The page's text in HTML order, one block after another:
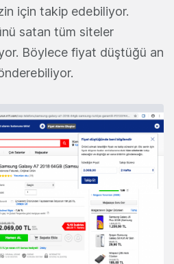
için takip edebiliyor.
satan tüm siteler
Böylece fiyat düştüğü an